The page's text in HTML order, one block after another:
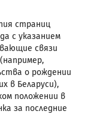
страниц
с указанием
связи
о рождении
в Беларуси),
положении в
за последние